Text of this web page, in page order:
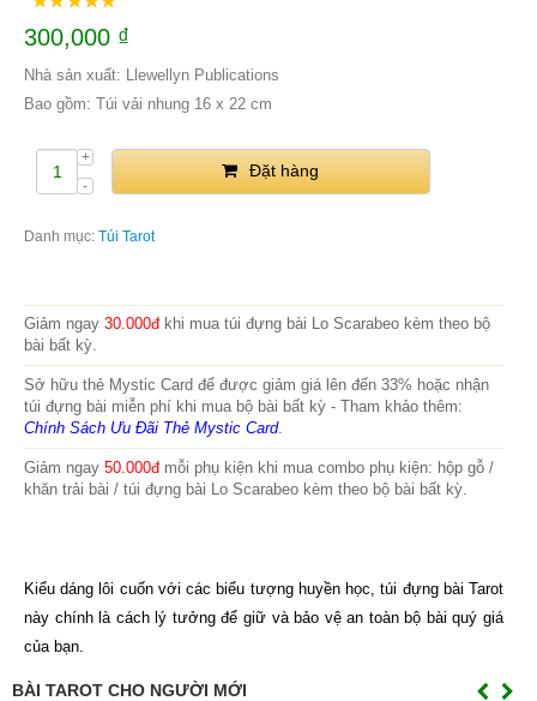
300,000 ₫
Nhà sản xuất: Llewellyn Publications
Bao gồm: Túi vải nhung 16 x 22 cm
Đặt hàng
Danh mục: Túi Tarot
Giảm ngay 30.000đkhi mua túi đựng bài Lo Scarabeo kèm theo bộ
bài bất kỳ.
Sở hữu thẻ Mystic Card để được giảm giá lên đến 33% hoặc nhận
túi đựng bài miễn phí khi mua bộ bài bất kỳ - Tham khảo thêm:
Chính Sách Ưu Đãi Thẻ Mystic Card.
Giảm ngay 50.000đmỗi phụ kiện khi mua combo phụ kiện: hộp gỗ /
khăn trải bài / túi đựng bài Lo Scarabeo kèm theo bộ bài bất kỳ.
Kiểu dáng lôi cuốn với các biểu tượng huyền học, túi đựng bài Tarot
này chính là cách lý tưởng để giữ và bảo vệ an toàn bộ bài quý giá
của bạn.
BÀI TAROT CHO NGƯỜI MỚI